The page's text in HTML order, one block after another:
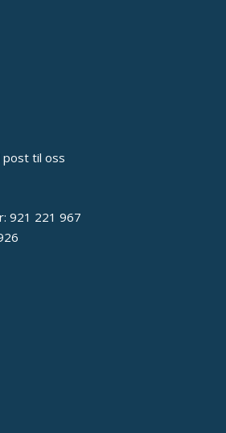
post til oss
921 221 967